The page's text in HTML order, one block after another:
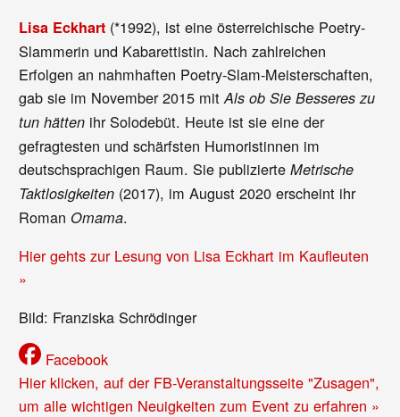
Lisa Eckhart (*1992), ist eine österreichische Poetry-
Slammerin und Kabarettistin. Nach zahlreichen
Erfolgen an nahmhaften Poetry-Slam-Meisterschaften,
gab sie im November 2015 mitAls ob Sie Besseres zu
tun hätten ihr Solodebüt. Heute ist sie eine der
gefragtesten und schärfsten Humoristinnen im
deutschsprachigen Raum. Sie publizierteMetrische
Taktlosigkeiten (2017), im August 2020 erscheint ihr
Roman Omama.
Hier gehts zur Lesung von Lisa Eckhart im Kaufleuten
»
Bild: Franziska Schrödinger
Facebook
Hier klicken, auf der FB-Veranstaltungsseite "Zusagen",
um alle wichtigen Neuigkeiten zum Event zu erfahren »